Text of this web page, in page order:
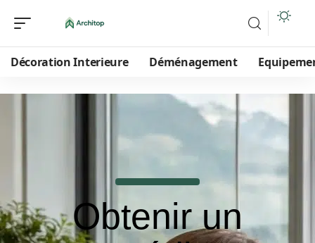
Décoration Interieure Déménagement
Obtenir un